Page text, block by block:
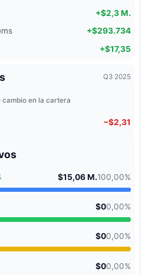
+$2,3 M.
+$293.734
+$17,35
Q3 2025
cambio en la cartera
−$2,31
$15,06 M.100,00%
$00,00%
$00,00%
$00,00%